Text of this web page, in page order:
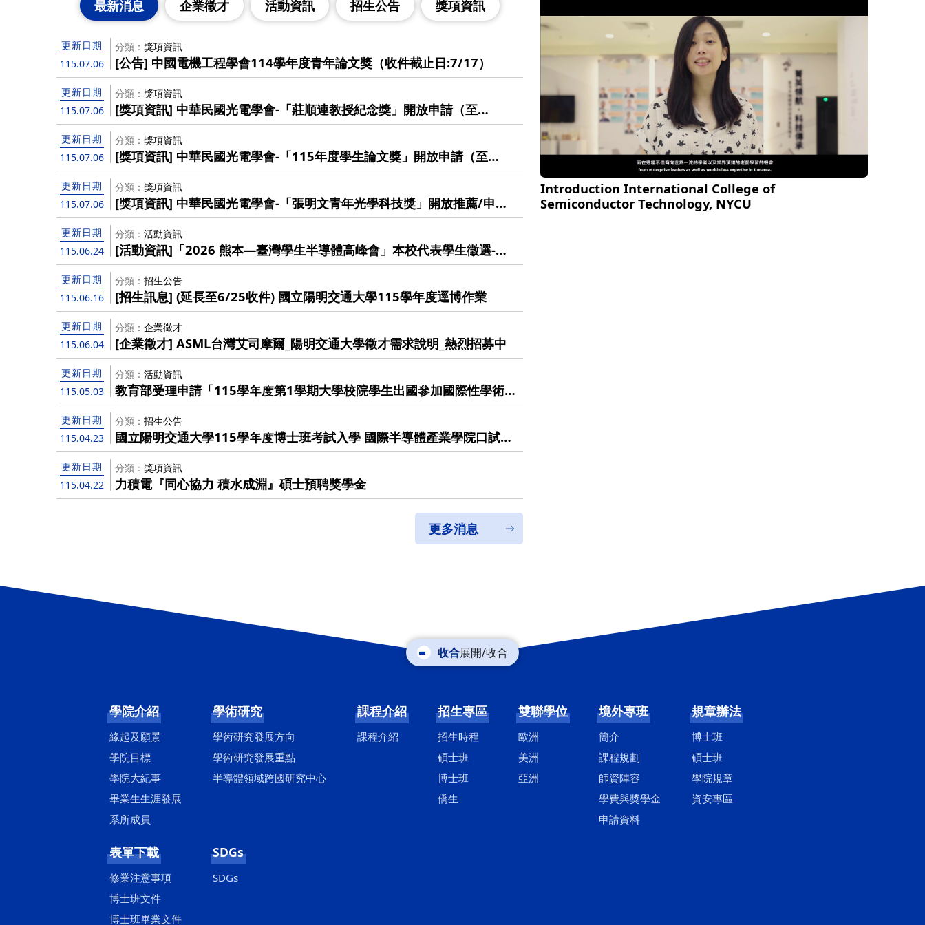
最新消息 企業徵才 活動資訊 招生公告 獎項資訊
更新日期
115.07.06
分類 獎項資訊
[公告] 中國電機工程學會114學年度青年論文獎（收件截止日:7/17）
更新日期
115.07.06
分類 獎項資訊
[獎項資訊] 中華民國光電學會-「莊順連教授紀念獎」開放申請（至
115/8/15截止），歡迎優秀博士生踴躍報名！
更新日期
115.07.06
分類 獎項資訊
[獎項資訊] 中華民國光電學會-「115年度學生論文獎」開放申請（至
115/8/15截止），歡迎踴躍報名！
更新日期
115.07.06
分類 獎項資訊
[獎項資訊] 中華民國光電學會-「張明文青年光學科技獎」開放推薦/申請
（至115/7/31截止），歡迎踴躍競逐！
更新日期
115.06.24
分類 活動資訊
[活動資訊]「2026 熊本—臺灣學生半導體高峰會」本校代表學生徵選-學
院收件截止日提前至6/24 (三)!
更新日期
115.06.16
分類 招生公告
[招生訊息] (延長至6/25收件) 國立陽明交通大學115學年度逕博作業
更新日期
115.06.04
分類 企業徵才
[企業徵才] ASML台灣艾司摩爾_陽明交通大學徵才需求說明_熱烈招募中
更新日期
115.05.03
分類 活動資訊
教育部受理申請「115學年度第1學期大學校院學生出國參加國際性學術
技藝能競賽」經費補助，有意申請者請於115年5月12日(二)前提供推薦申
請資料送至院辦The Ministry of Education has informed you that
it is accepting applications for funding subsidies for "university
students to go abroad to participate in international academic
skills competitions". Interested applicants are requested to
provide recommended application materials to ICST Office
before May 12, 2026 .
更新日期
115.04.23
分類 招生公告
國立陽明交通大學115學年度博士班考試入學 國際半導體產業學院口試須
知暨初試合格名單
更新日期
115.04.22
分類 獎項資訊
力積電『同心協力 積水成淵』碩士預聘獎學金
更多消息
Introduction International College of
Semiconductor Technology, NYCU
展開/收合
學院介紹
緣起及願景
學院目標
學院大紀事
畢業生生涯發展
系所成員
學術研究
學術研究發展方向
學術研究發展重點
半導體領域跨國研究中心
課程介紹
課程介紹
招生專區
招生時程
碩士班
博士班
僑生
雙聯學位
歐洲
美洲
亞洲
境外專班
簡介
課程規劃
師資陣容
學費與獎學金
申請資料
規章辦法
博士班
碩士班
學院規章
資安專區
表單下載
修業注意事項
博士班文件
博士班畢業文件
SDGs
SDGs